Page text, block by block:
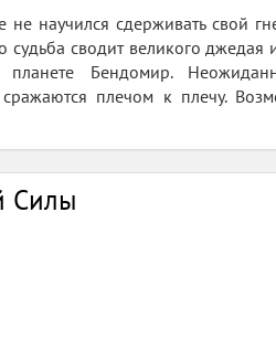
научился сдерживать свой
судьба сводит великого
Бендомир.
плечом к плечу.
Силы